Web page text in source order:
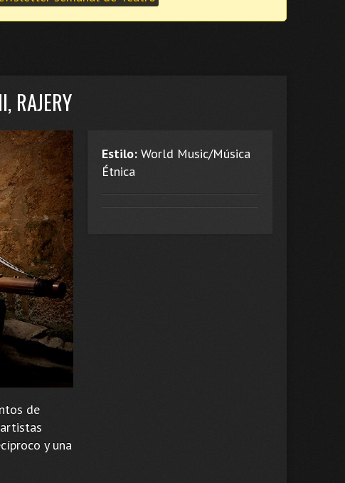
RAJERY
Estilo: World Music/Música
Étnica
de
y una